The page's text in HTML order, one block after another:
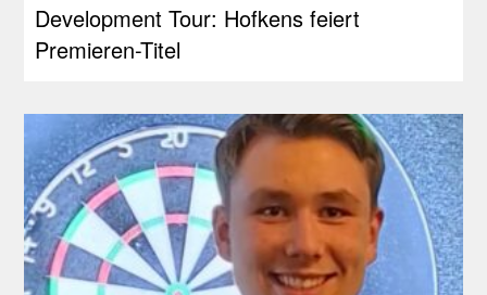
Development Tour: Hofkens feiert
Premieren-Titel